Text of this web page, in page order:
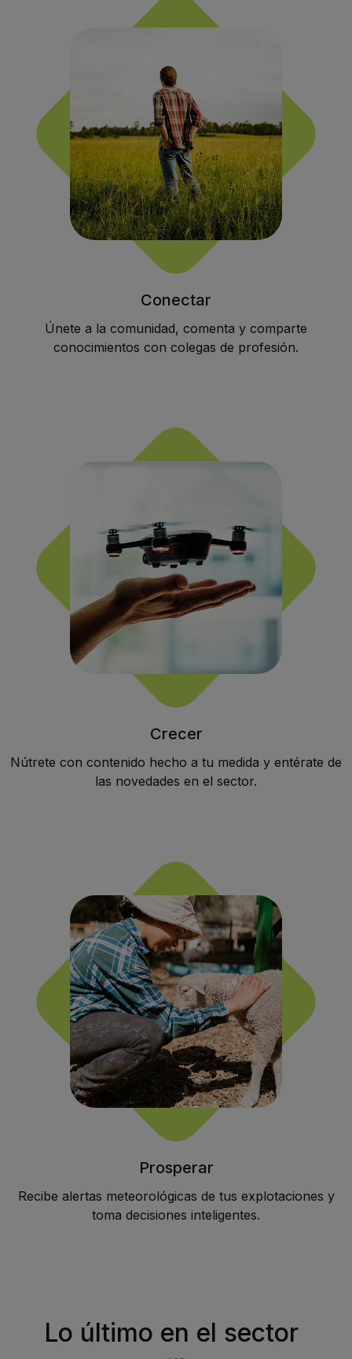
Conectar
Únete a la comunidad, comenta y comparte
conocimientos con colegas de profesión.
Crecer
Nútrete con contenido hecho a tu medida y entérate de
las novedades en el sector.
Prosperar
Recibe alertas meteorológicas de tus explotaciones y
toma decisiones inteligentes.
Lo último en el sector